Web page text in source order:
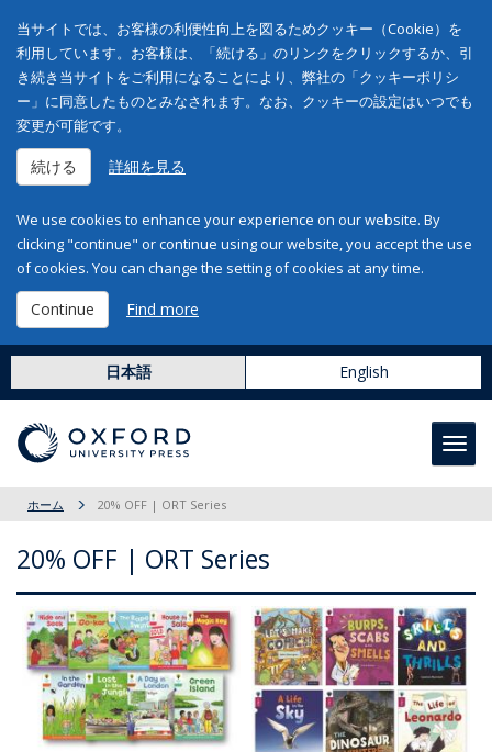
当サイトでは、お客様の利便性向上を図るためクッキー（Cookie）を
利用しています。お客様は、「続ける」のリンクをクリックするか、引
き続き当サイトをご利用になることにより、弊社の「クッキーポリシ
ー」に同意したものとみなされます。なお、クッキーの設定はいつでも
変更が可能です。
続ける 詳細を見る
We use cookies to enhance your experience on our website. By
clicking "continue" or continue using our website, you accept the use
of cookies. You can change the setting of cookies at any time.
Continue Find more
日本語 English
ホーム 20% OFF | ORT Series
20% OFF | ORT Series